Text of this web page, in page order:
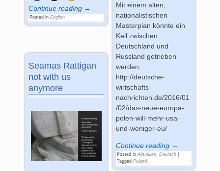
Mit einem alten,
nationalistischen
Masterplan könnte ein
Keil zwischen
Deutschland und
Russland getrieben
werden.
http://deutsche-
wirtschafts-
nachrichten.de/2016/01
/02/das-neue-europa-
polen-will-mehr-usa-
und-weniger-eu/
Continue reading →
Posted in Aktuelles Deutsch|
Tagged Poland
Continue reading →
Posted in English
Seamas Rattigan
not with us
anymore